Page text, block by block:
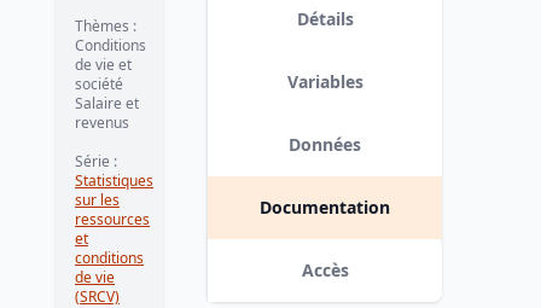
Version 4 : suppression des 6
variables (fichier "individus") PB210,
Thèmes :
Conditions
de vie et
société
Salaire et
revenus
Série :
Statistiques
sur les
ressources
et
conditions
de vie
(SRCV)
Détails
Variables
Données
Documentation
Accès